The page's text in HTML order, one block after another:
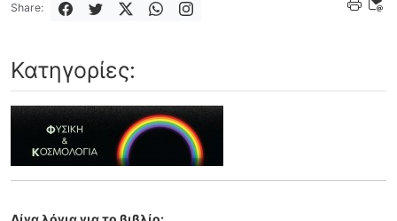
Share:
Κατηγορίες: